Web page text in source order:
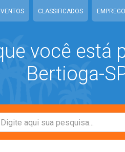
CLASSIFICADOS
você está
Bertioga-